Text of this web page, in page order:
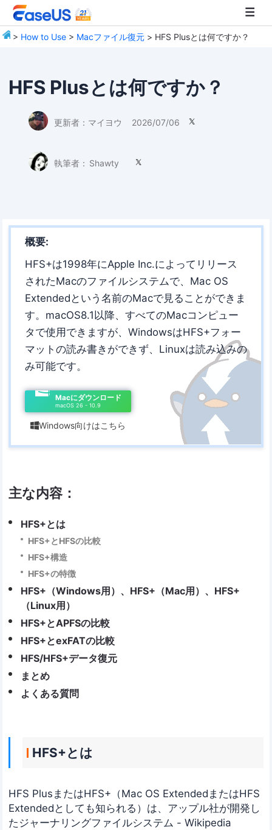
> How to Use > Macファイル復元 > HFS Plusとは何ですか？
HFS Plusとは何ですか？
更新者： マイヨウ 2026/07/06 
執筆者： Shawty 
概要:
HFS+は1998年にApple Inc.によってリリース
されたMacのファイルシステムで、Mac OS
Extendedという名前のMacで見ることができま
す。macOS8.1以降、すべてのMacコンピュー
タで使用できますが、WindowsはHFS+フォー
マットの読み書きができず、Linuxは読み込みの
み可能です。
Macにダウンロード
macOS 26 - 10.9
Windows向けはこちら
主な内容：
HFS+とは
HFS+とHFSの比較
HFS+構造
HFS+の特徴
HFS+（Windows用）、HFS+（Mac用）、HFS+
（Linux用）
HFS+とAPFSの比較
HFS+とexFATの比較
HFS/HFS+データ復元
まとめ
よくある質問
HFS+とは
HFS PlusまたはHFS+（Mac OS ExtendedまたはHFS
Extendedとしても知られる）は、アップル社が開発し
たジャーナリングファイルシステム - Wikipedia